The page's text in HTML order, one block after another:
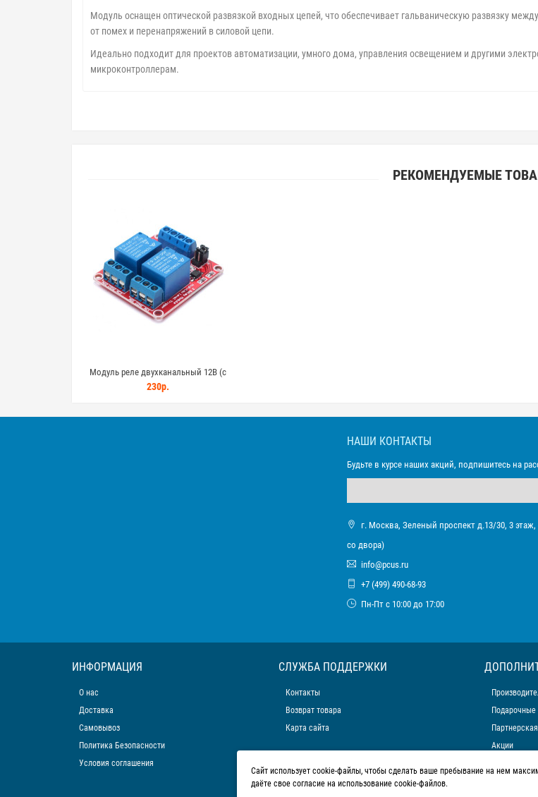
Модуль оснащен оптической развязкой входных цепей, что обеспечивает гальваническую развязку
от помех и перенапряжений в силовой цепи.
Идеально подходит для проектов автоматизации, умного дома, управления освещением и другими
микроконтроллерам.
РЕКОМЕНДУЕМЫЕ
Модуль реле двухканальный 12В (с
выбором уровня управления и
230р.
НАШИ КОНТАКТЫ
Будьте в курсе наших акций, подпишитесь на
г. Москва, Зеленый проспект д.13/30, 3
со двора)
info@pcus.ru
+7 (499) 490-68-93
Пн-Пт с 10:00 до 17:00
ИНФОРМАЦИЯ
О нас
Доставка
Самовывоз
Политика Безопасности
Условия соглашения
СЛУЖБА ПОДДЕРЖКИ
Контакты
Возврат товара
Карта сайта
Акции
Сайт использует cookie-файлы, чтобы сделать ваше пребывание на нем
даёте свое согласие на использование cookie-файлов.